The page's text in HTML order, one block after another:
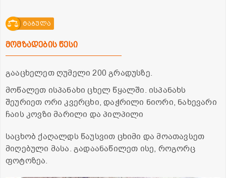
ტაბულა
მომზადების წესი
გააცხელეთ ღუმელი 200 გრადუსზე.
მოწალეთ ისპანახი ცხელ წყალში. ისპანახს
შეურიეთ ორი კვერცხი, დაჭრილი ნიორი, ნახევარი
ჩაის კოვზი მარილი და პილპილი
საცხობ ქაღალდს წაუსვით ცხიმი და მოათავსეთ
მიღებული მასა. გადაანაწილეთ ისე, როგორც
ფოტოზეა.